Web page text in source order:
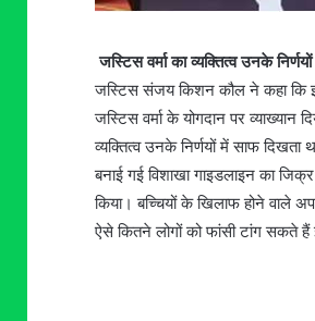
जस्टिस वर्मा का व्यक्तित्व उनके
जस्टिस संजय किशन कौल ने कहा कि
जस्टिस वर्मा के योगदान पर
व्यक्तित्व उनके निर्णयों में साफ दिखता
बनाई गई विशाखा गाइडलाइन का
किया। बच्चियों के खिलाफ होने वाले
ऐसे कितने लोगों को फांसी टांग सकते